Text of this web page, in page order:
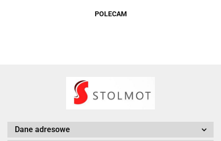
POLECAM
Dane adresowe